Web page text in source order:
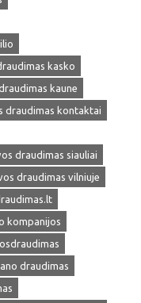
kasko
kaune
draudimas kontaktai
draudimas siauliai
draudimas vilniuje
kompanijos
draudimas